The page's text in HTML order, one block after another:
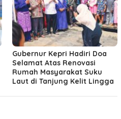
Gubernur Kepri Hadiri Doa
Selamat Atas Renovasi
Rumah Masyarakat Suku
Laut di Tanjung Kelit Lingga